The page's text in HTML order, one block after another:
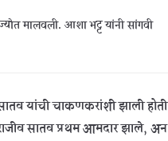
मालवली. आशा भट्ट यांनी सांगवी
सातव यांची चाकणकरांशी झाली होती
सातव प्रथम आमदार झाले, अन